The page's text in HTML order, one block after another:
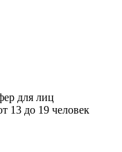
для лиц
13 до 19 человек